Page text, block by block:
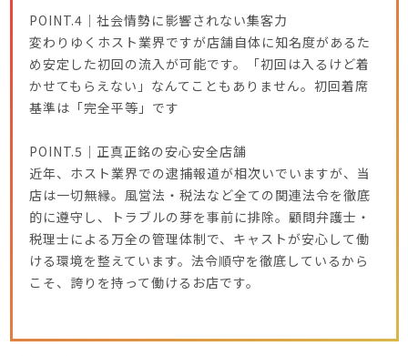
POINT.4｜社会情勢に影響されない集客力
変わりゆくホスト業界ですが店舗自体に知名度があるた
め安定した初回の流入が可能です。「初回は入るけど着
かせてもらえない」なんてこともありません。初回着席
基準は「完全平等」です
POINT.5｜正真正銘の安心安全店舗
近年、ホスト業界での逮捕報道が相次いでいますが、当
店は一切無縁。風営法・税法など全ての関連法令を徹底
的に遵守し、トラブルの芽を事前に排除。顧問弁護士・
税理士による万全の管理体制で、キャストが安心して働
ける環境を整えています。法令順守を徹底しているから
こそ、誇りを持って働けるお店です。